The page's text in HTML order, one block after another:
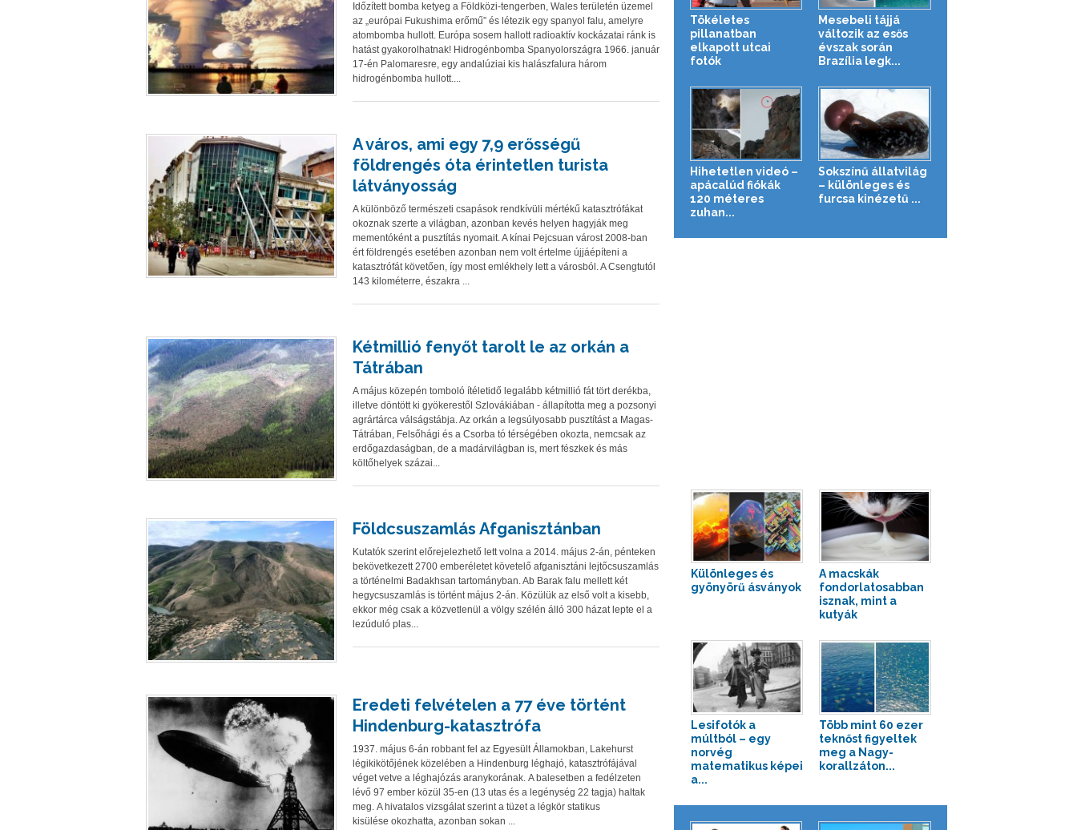
Időzített bomba ketyeg a Földközi-tengerben, Wales területén üzemel
az „európai Fukushima erőmű” és létezik egy spanyol falu, amelyre
atombomba hullott. Európa sosem hallott radioaktív kockázatai ránk is
hatást gyakorolhatnak! Hidrogénbomba Spanyolországra 1966. január
17-én Palomaresre, egy andalúziai kis halászfalura három
hidrogénbomba hullott....
A város, ami egy 7,9 erősségű
földrengés óta érintetlen turista
látványosság
A különböző természeti csapások rendkívüli mértékű katasztrófákat
okoznak szerte a világban, azonban kevés helyen hagyják meg
mementóként a pusztítás nyomait. A kínai Pejcsuan várost 2008-ban
ért földrengés esetében azonban nem volt értelme újjáépíteni a
katasztrófát követően, így most emlékhely lett a városból. A Csengtutól
143 kilométerre, északra ...
Kétmillió fenyőt tarolt le az orkán a
Tátrában
A május közepén tomboló ítéletidő legalább kétmillió fát tört derékba,
illetve döntött ki gyökerestől Szlovákiában - állapította meg a pozsonyi
agrártárca válságstábja. Az orkán a legsúlyosabb pusztítást a Magas-
Tátrában, Felsőhági és a Csorba tó térségében okozta, nemcsak az
erdőgazdaságban, de a madárvilágban is, mert fészkek és más
költőhelyek százai...
Földcsuszamlás Afganisztánban
Kutatók szerint előrejelezhető lett volna a 2014. május 2-án, pénteken
bekövetkezett 2700 emberéletet követelő afganisztáni lejtőcsuszamlás
a történelmi Badakhsan tartományban. Ab Barak falu mellett két
hegycsuszamlás is történt május 2-án. Közülük az első volt a kisebb,
ekkor még csak a közvetlenül a völgy szélén álló 300 házat lepte el a
lezúduló plas...
Eredeti felvételen a 77 éve történt
Hindenburg-katasztrófa
1937. május 6-án robbant fel az Egyesült Államokban, Lakehurst
légikikötőjének közelében a Hindenburg léghajó, katasztrófájával
véget vetve a léghajózás aranykorának. A balesetben a fedélzeten
lévő 97 ember közül 35-en (13 utas és a legénység 22 tagja) haltak
meg. A hivatalos vizsgálat szerint a tüzet a légkör statikus
kisülése okozhatta, azonban sokan ...
Tökéletes
pillanatban
elkapott utcai
fotók
Mesebeli tájjá
változik az esős
évszak során
Brazília legk...
Hihetetlen videó –
apácalúd fiókák
120 méteres
zuhan...
Sokszínű állatvilág
– különleges és
furcsa kinézetű ...
Különleges és
gyönyörű ásványok
A macskák
fondorlatosabban
isznak, mint a
kutyák
Lesifotók a
múltból – egy
norvég
matematikus képei
a...
Több mint 60 ezer
teknőst figyeltek
meg a Nagy-
korallzáton...